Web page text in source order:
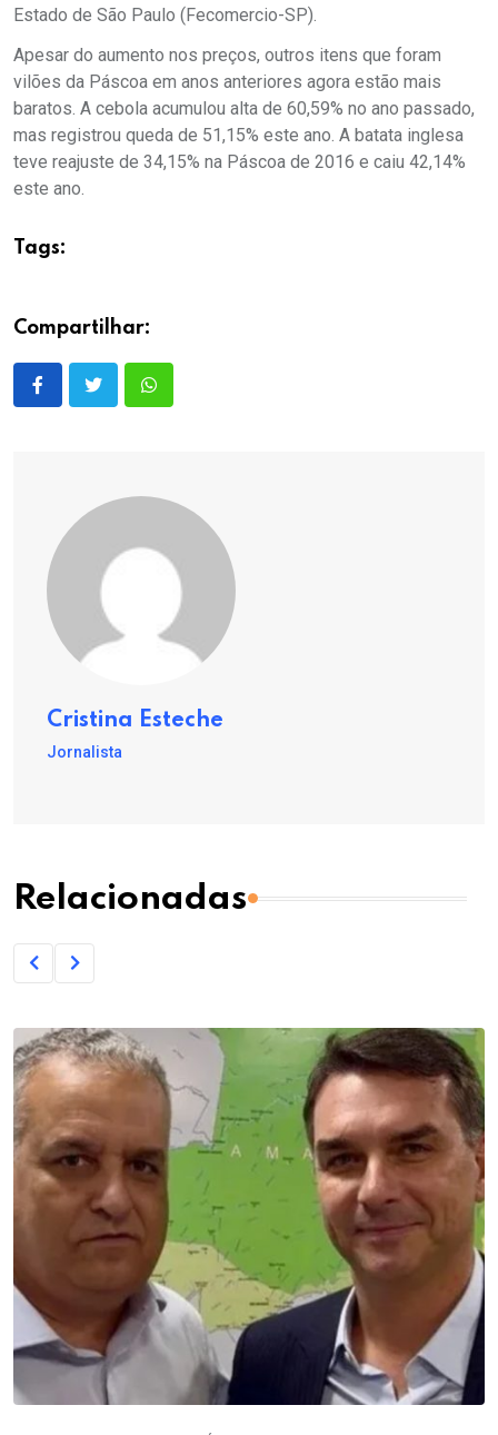
Estado de São Paulo (Fecomercio-SP).
Apesar do aumento nos preços, outros itens que foram
vilões da Páscoa em anos anteriores agora estão mais
baratos. A cebola acumulou alta de 60,59% no ano passado,
mas registrou queda de 51,15% este ano. A batata inglesa
teve reajuste de 34,15% na Páscoa de 2016 e caiu 42,14%
este ano.
Tags:
Compartilhar:
Cristina Esteche
Jornalista
Relacionadas